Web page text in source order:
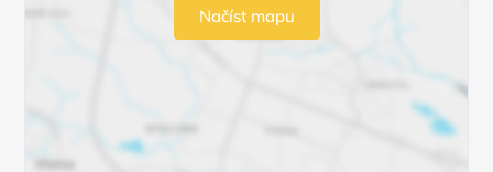
Načíst mapu